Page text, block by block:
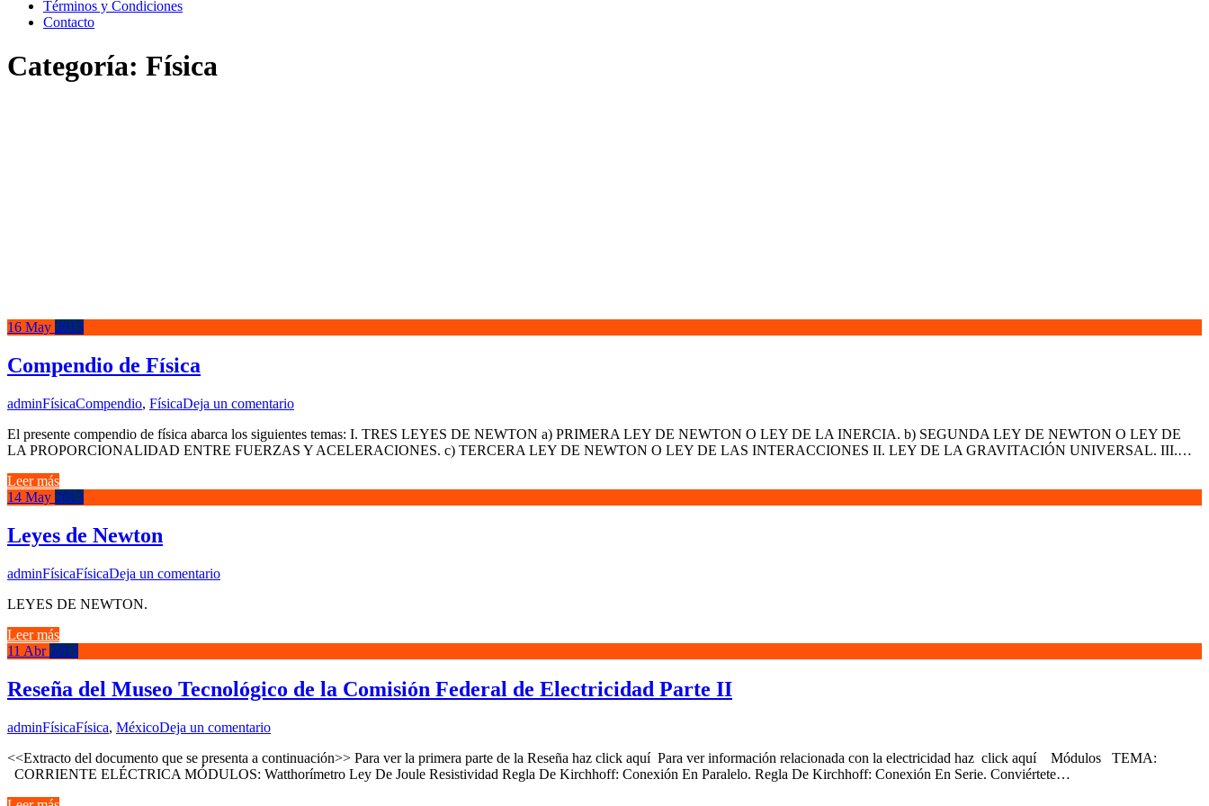
Términos y Condiciones
Contacto
Categoría: Física
16 May 2013
Compendio de Física
adminFísicaCompendio, FísicaDeja un comentario
El presente compendio de física abarca los siguientes temas: I. TRES LEYES DE NEWTON a) PRIMERA LEY DE NEWTON O LEY DE LA INERCIA. b) SEGUNDA LEY DE NEWTON O LEY DE
LA PROPORCIONALIDAD ENTRE FUERZAS Y ACELERACIONES. c) TERCERA LEY DE NEWTON O LEY DE LAS INTERACCIONES II. LEY DE LA GRAVITACIÓN UNIVERSAL. III.…
Leer más
14 May 2013
Leyes de Newton
adminFísicaFísicaDeja un comentario
LEYES DE NEWTON.
Leer más
11 Abr 2013
Reseña del Museo Tecnológico de la Comisión Federal de Electricidad Parte II
adminFísicaFísica, MéxicoDeja un comentario
<<Extracto del documento que se presenta a continuación>> Para ver la primera parte de la Reseña haz click aquí Para ver información relacionada con la electricidad haz click aquí Módulos TEMA:
CORRIENTE ELÉCTRICA MÓDULOS: Watthorímetro Ley De Joule Resistividad Regla De Kirchhoff: Conexión En Paralelo. Regla De Kirchhoff: Conexión En Serie. Conviértete…